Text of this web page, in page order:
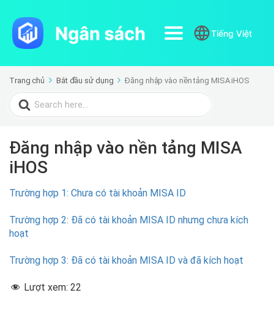
Tiếng Việt
Trang chủ Bắt đầu sử dụng Đăng nhập vào nền tảng MISA iHOS
Search
for:
Đăng nhập vào nền tảng MISA
iHOS
Trường hợp 1: Chưa có tài khoản MISA ID
Trường hợp 2: Đã có tài khoản MISA ID nhưng chưa kích
hoạt
Trường hợp 3: Đã có tài khoản MISA ID và đã kích hoạt
Lượt xem: 22